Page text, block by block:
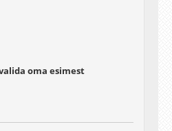
oma esimest